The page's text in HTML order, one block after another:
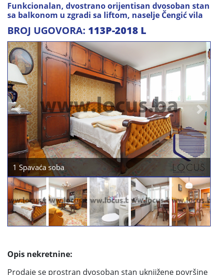
Funkcionalan, dvostrano orijentisan dvosoban stan
sa balkonom u zgradi sa liftom, naselje Čengić vila
BROJ UGOVORA: 113P-2018 L
Dnevni boravak
Previous Next
Opis nekretnine:
Prodaje se prostran dvosoban stan uknjižene površine